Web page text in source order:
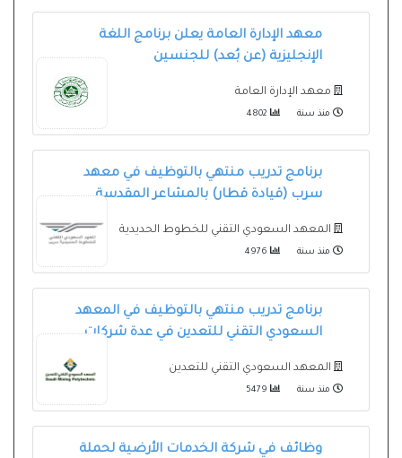
معهد الإدارة العامة يعلن برنامج اللغة
الإنجليزية (عن بُعد) للجنسين
معهد الإدارة العامة
منذ سنة
برنامج تدريب منتهي بالتوظيف في معهد
سرب (قيادة قطار) بالمشاعر المقدسة
المعهد السعودي التقني للخطوط الحديدية
منذ سنة
برنامج تدريب منتهي بالتوظيف في المعهد
السعودي التقني للتعدين في عدة شركات
المعهد السعودي التقني للتعدين
منذ سنة
وظائف في شركة الخدمات الأرضية لحملة